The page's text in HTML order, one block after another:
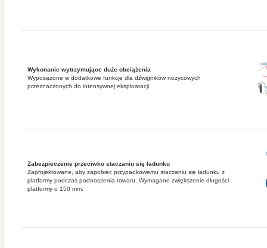
Wykonanie wytrzymujące duże obciążenia
Wyposażone w dodatkowe funkcje dla dźwigników nożycowych
przeznaczonych do intensywnej eksploatacji.
Zabezpieczenie przeciwko staczaniu się ładunku
Zaprojektowane, aby zapobiec przypadkowemu staczaniu się ładunku z
platformy podczas podnoszenia towaru. Wymagane zwiększenie długości
platformy o 150 mm.